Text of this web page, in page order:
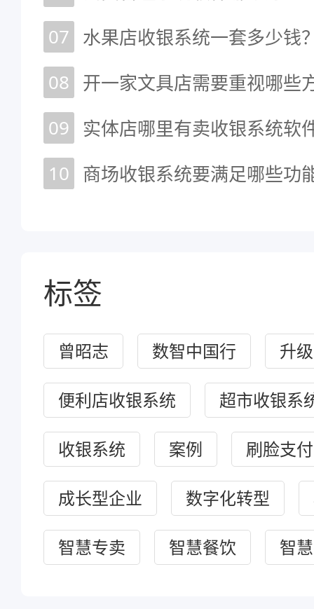
07 水果店收银系统一套多少钱
08 开一家文具店需要重视哪些
09 实体店哪里有卖收银系统软
10 商场收银系统要满足哪些功
标签
曾昭志 数智中国行 升
便利店收银系统 超市收银系
收银系统 案例 刷脸支付
成长型企业 数字化转型
智慧专卖 智慧餐饮 智